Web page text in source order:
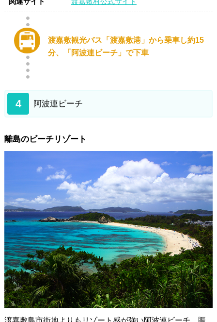
渡嘉敷観光バス「渡嘉敷港」から乗車し約15
分、「阿波連ビーチ」で下車
4 阿波連ビーチ
離島のビーチリゾート